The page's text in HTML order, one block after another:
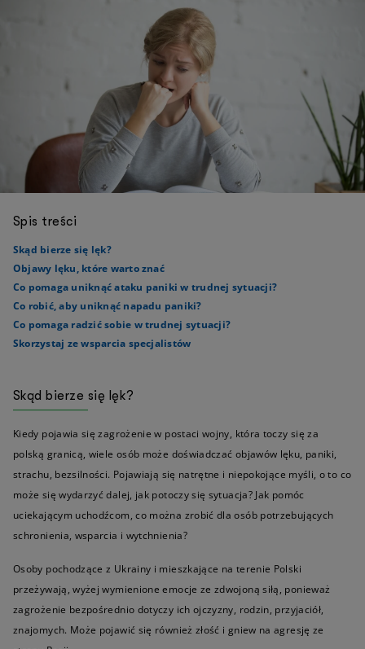
Spis treści
Skąd bierze się lęk?
Objawy lęku, które warto znać
Co pomaga uniknąć ataku paniki w trudnej sytuacji?
Co robić, aby uniknąć napadu paniki?
Co pomaga radzić sobie w trudnej sytuacji?
Skorzystaj ze wsparcia specjalistów
Skąd bierze się lęk?
Kiedy pojawia się zagrożenie w postaci wojny, która toczy się za
polską granicą, wiele osób może doświadczać objawów lęku, paniki,
strachu, bezsilności. Pojawiają się natrętne i niepokojące myśli, o to co
może się wydarzyć dalej, jak potoczy się sytuacja? Jak pomóc
uciekającym uchodźcom, co można zrobić dla osób potrzebujących
schronienia, wsparcia i wytchnienia?
Osoby pochodzące z Ukrainy i mieszkające na terenie Polski
przeżywają, wyżej wymienione emocje ze zdwojoną siłą, ponieważ
zagrożenie bezpośrednio dotyczy ich ojczyzny, rodzin, przyjaciół,
znajomych. Może pojawić się również złość i gniew na agresję ze